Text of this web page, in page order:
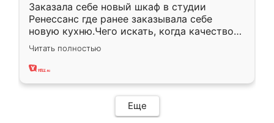
Заказала себе новый шкаф в студии
Ренессанс где ранее заказывала себе
новую кухню.Чего искать, когда качеством
вполне довольна. Служит кухня уже почти
два года, нареканий нет.
Читать полностью
Еще